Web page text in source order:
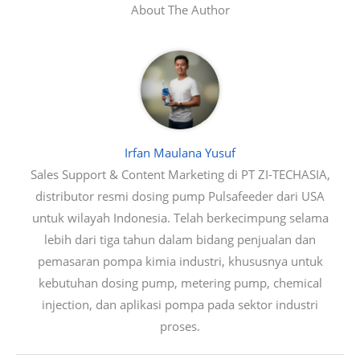
About The Author
Irfan Maulana Yusuf
Sales Support & Content Marketing di PT ZI-TECHASIA,
distributor resmi dosing pump Pulsafeeder dari USA
untuk wilayah Indonesia. Telah berkecimpung selama
lebih dari tiga tahun dalam bidang penjualan dan
pemasaran pompa kimia industri, khususnya untuk
kebutuhan dosing pump, metering pump, chemical
injection, dan aplikasi pompa pada sektor industri
proses.